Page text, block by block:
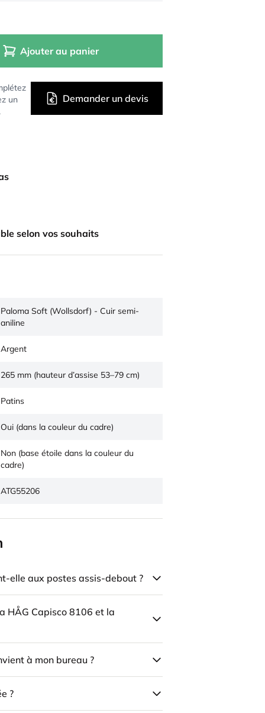
Ajouter au panier
un
Demander un devis
selon vos souhaits
Paloma Soft (Wollsdorf) - Cuir semi-
aniline
Argent
265 mm (hauteur d’assise 53–79 cm)
Patins
Oui (dans la couleur du cadre)
Non (base étoile dans la couleur du
cadre)
ATG55206
elle aux postes assis-debout ?
HÅG Capisco 8106 et la
à mon bureau ?
?